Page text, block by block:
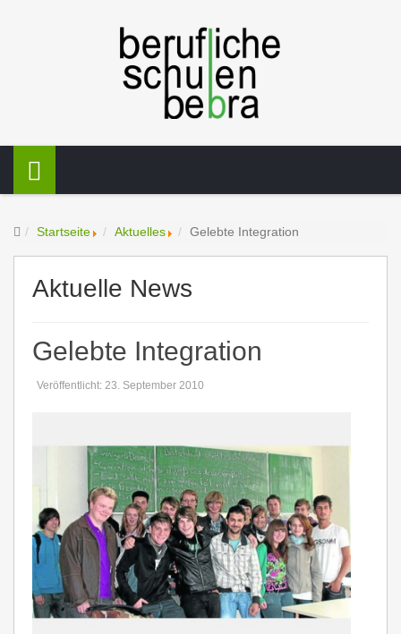
Startseite Aktuelles Gelebte Integration
Aktuelle News
Gelebte Integration
Veröffentlicht: 23. September 2010